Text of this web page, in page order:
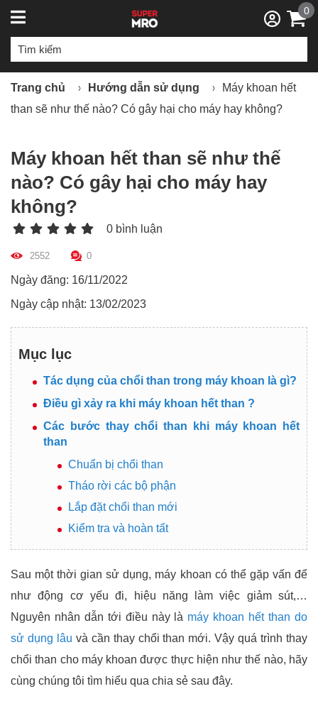
0
Trang chủ Hướng dẫn sử dụng
Máy khoan hết
than sẽ như thế nào? Có gây hại cho máy hay không?
Máy khoan hết than sẽ như thế
nào? Có gây hại cho máy hay
không?
0 bình luận
2552 0
Ngày đăng: 16/11/2022
Ngày cập nhật: 13/02/2023
Mục lục
Tác dụng của chổi than trong máy khoan là gì?
Điều gì xảy ra khi máy khoan hết than ?
Các bước thay chổi than khi máy khoan hết
than
Chuẩn bị chổi than
Tháo rời các bộ phận
Lắp đặt chổi than mới
Kiểm tra và hoàn tất
Sau một thời gian sử dụng, máy khoan có thể gặp vấn để
như động cơ yếu đi, hiệu năng làm việc giảm sút,…
Nguyên nhân dẫn tới điều này là máy khoan hết than do
sử dụng lâu và cần thay chổi than mới. Vậy quá trình thay
chổi than cho máy khoan được thực hiện như thế nào, hãy
cùng chúng tôi tìm hiểu qua chia sẻ sau đây.